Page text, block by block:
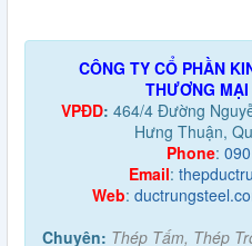
CÔNG TY CỔ PHẦN
THƯƠNG MẠI
VPĐD: 464/4 Đường
Hưng Thuận,
Phone:
Email:
Web:
Chuyên: Thép Tấm, Thép